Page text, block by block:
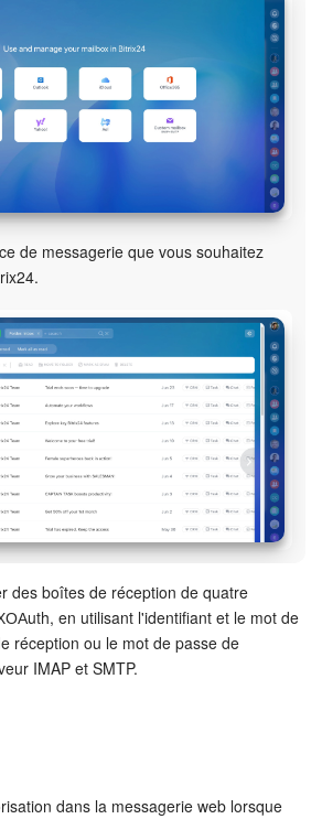
ligne
ligne
Bitrix24
pour les RH
de messagerie que vous souhaitez
des boîtes de réception de quatre
en utilisant l'identifiant et le mot de
réception ou le mot de passe de
IMAP et SMTP.
dans la messagerie web lorsque